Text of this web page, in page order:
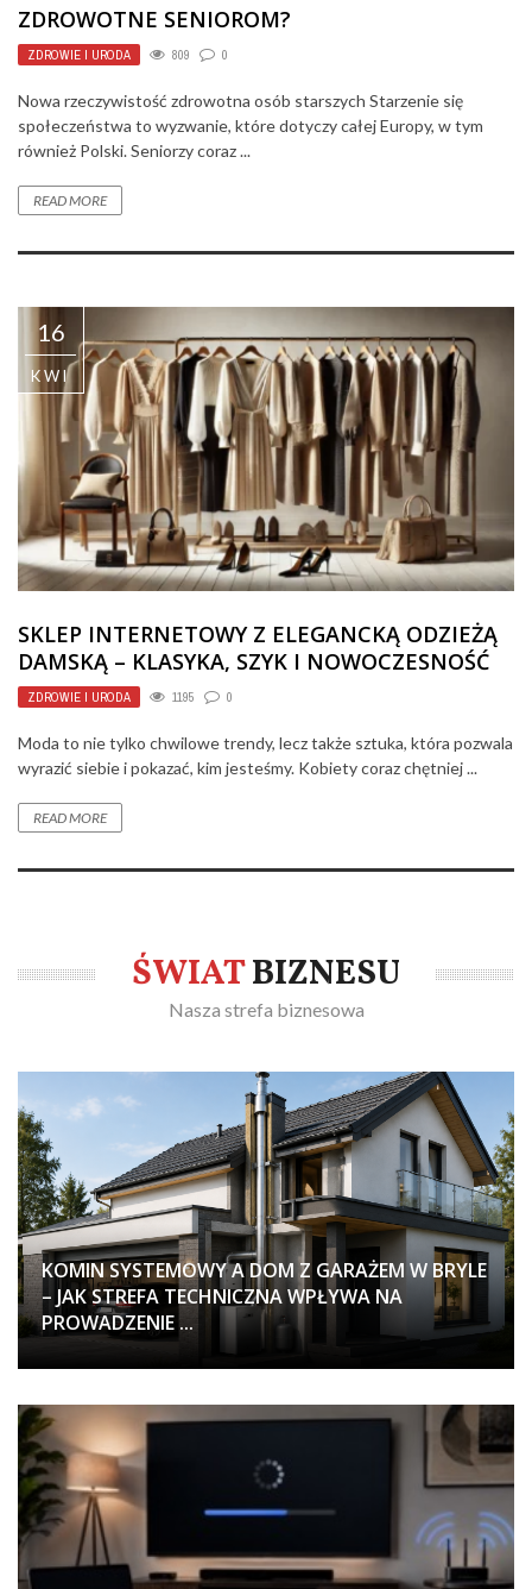
ZDROWOTNE SENIOROM?
ZDROWIE I URODA 809 0
Nowa rzeczywistość zdrowotna osób starszych Starzenie się
społeczeństwa to wyzwanie, które dotyczy całej Europy, w tym
również Polski. Seniorzy coraz ...
READ MORE
16
KWI
SKLEP INTERNETOWY Z ELEGANCKĄ ODZIEŻĄ
DAMSKĄ – KLASYKA, SZYK I NOWOCZESNOŚĆ
ZDROWIE I URODA 1195 0
Moda to nie tylko chwilowe trendy, lecz także sztuka, która pozwala
wyrazić siebie i pokazać, kim jesteśmy. Kobiety coraz chętniej ...
READ MORE
ŚWIATBIZNESU
Nasza strefa biznesowa
KOMIN SYSTEMOWY A DOM Z GARAŻEM W BRYLE
– JAK STREFA TECHNICZNA WPŁYWA NA
PROWADZENIE ...